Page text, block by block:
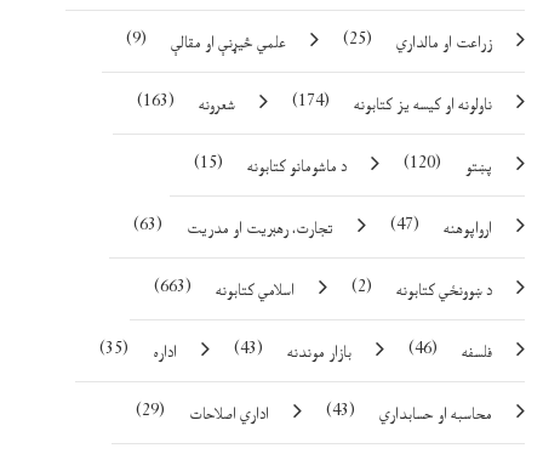
زراعت او مالداري (25) علمي څيړنې او مقالې (9)
ناولونه او کيسه يز کتابونه (174) شعرونه (163)
پښتو (120) د ماشومانو کتابونه (15)
ارواپوهنه (47) تجارت، رهبريت او مدريت (63)
د ښوونځي کتابونه (2) اسلامي کتابونه (663)
فلسفه (46) بازار موندنه (43) اداره (35)
محاسبه او حسابداري (43) اداري اصلاحات (29)